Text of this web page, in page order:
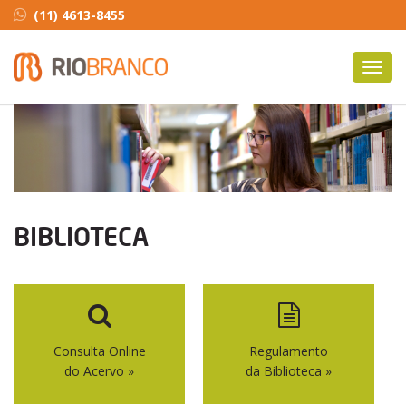
(11) 4613-8455
BIBLIOTECA
Consulta Online
do Acervo »
Regulamento
da Biblioteca »